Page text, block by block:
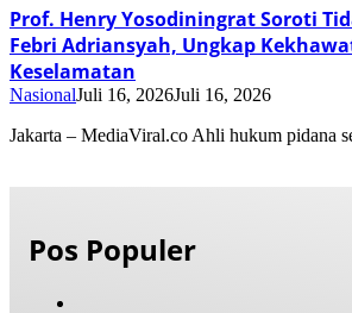
Prof. Henry Yosodiningrat Soroti
Febri Adriansyah, Ungkap
Keselamatan
NasionalJuli 16, 2026Juli 16, 2026
Jakarta – MediaViral.co Ahli hukum pidana
Pos Populer